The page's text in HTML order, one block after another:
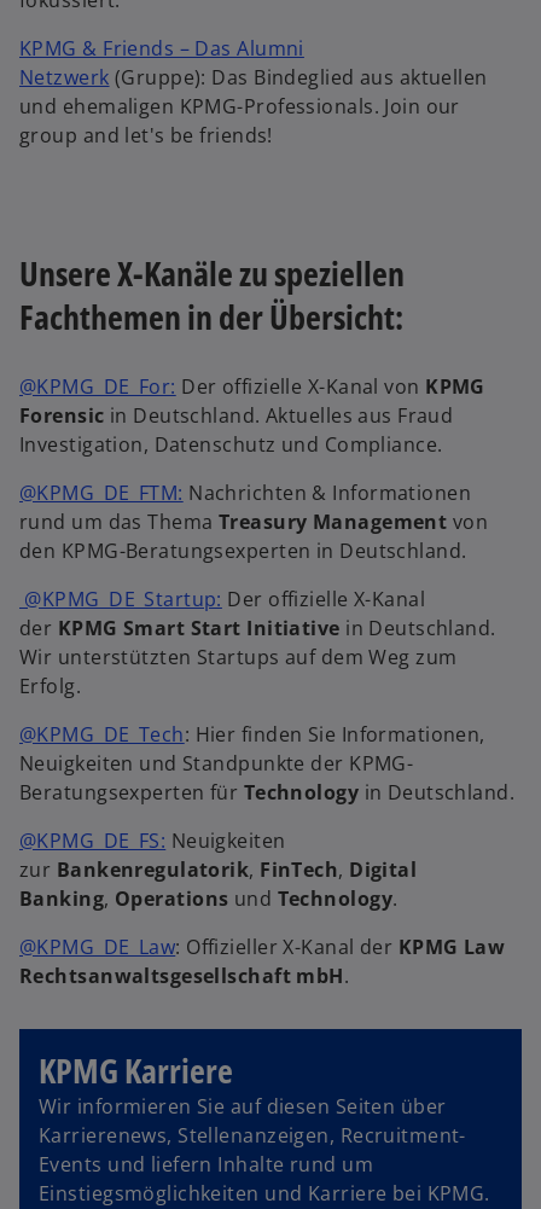
KPMG & Friends – Das Alumni
Netzwerk (Gruppe): Das Bindeglied aus aktuellen
und ehemaligen KPMG-Professionals. Join our
group and let's be friends!
Unsere X-Kanäle zu speziellen
Fachthemen in der Übersicht:
@KPMG_DE_For: Der offizielle X-Kanal von KPMG
Forensic in Deutschland. Aktuelles aus Fraud
Investigation, Datenschutz und Compliance.
@KPMG_DE_FTM: Nachrichten & Informationen
rund um das Thema Treasury Management von
den KPMG-Beratungsexperten in Deutschland.
@KPMG_DE_Startup: Der offizielle X-Kanal
der KPMG Smart Start Initiative in Deutschland.
Wir unterstützten Startups auf dem Weg zum
Erfolg.
@KPMG_DE_Tech: Hier finden Sie Informationen,
Neuigkeiten und Standpunkte der KPMG-
Beratungsexperten für Technology in Deutschland.
@KPMG_DE_FS: Neuigkeiten
zur Bankenregulatorik, FinTech, Digital
Banking, Operations und Technology.
@KPMG_DE_Law: Offizieller X-Kanal der KPMG Law
Rechtsanwaltsgesellschaft mbH.
KPMG Karriere
Wir informieren Sie auf diesen Seiten über
Karrierenews, Stellenanzeigen, Recruitment-
Events und liefern Inhalte rund um
Einstiegsmöglichkeiten und Karriere bei KPMG.